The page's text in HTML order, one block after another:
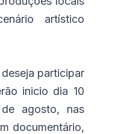
artístico
participar
inicio dia 10
agosto, nas
documentário,